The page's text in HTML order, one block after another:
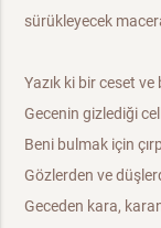
sürükleyecek
Yazık ki bir ceset
Gecenin gizlediği
Beni bulmak için
Gözlerden ve
Geceden kara,